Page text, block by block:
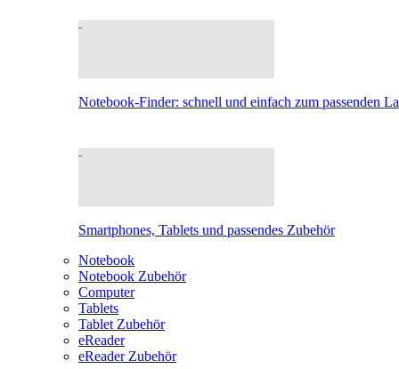
Notebook-Finder: schnell und einfach zum passenden
Smartphones, Tablets und passendes Zubehör
Notebook
Notebook Zubehör
Computer
Tablets
Tablet Zubehör
eReader
eReader Zubehör